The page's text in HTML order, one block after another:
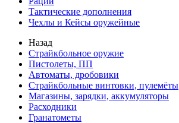
Тактические дополнения
Чехлы и Кейсы оружейные
Назад
Страйкбольное оружие
Пистолеты, ПП
Автоматы, дробовики
Страйкбольные винтовки, пулемёты
Магазины, зарядки, аккумуляторы
Расходники
Гранатометы